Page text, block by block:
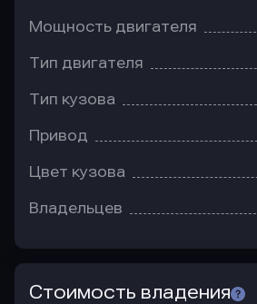
Мощность двигателя
Тип двигателя
Тип кузова
Привод
Цвет кузова
Владельцев
Стоимость владения